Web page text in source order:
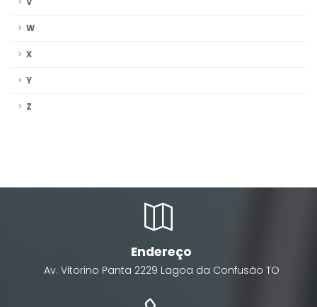
W
X
Y
Z
Endereço
Av. Vitorino Panta 2229 Lagoa da Confusão TO